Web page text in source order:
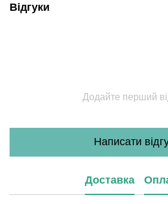
Відгуки
Додайте перший
Написати
Доставка